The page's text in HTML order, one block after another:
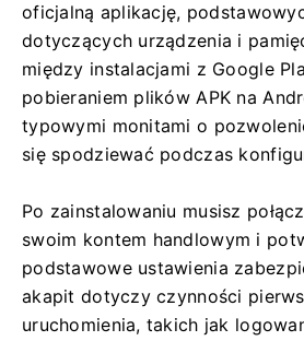
oficjalną aplikację,
dotyczących urządzenia i
między instalacjami z Google
pobieraniem plików APK na
typowymi monitami o
się spodziewać podczas
Po zainstalowaniu musisz
swoim kontem handlowym i
podstawowe ustawienia
akapit dotyczy czynności
uruchomienia, takich jak